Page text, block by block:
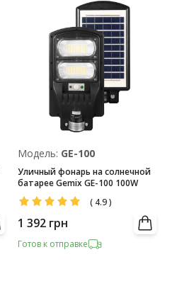
Модель: GE-100
Уличный фонарь на солнечной
батарее Gemix GE-100 100W
( 4.9)
1 392 грн
Готов к отправке